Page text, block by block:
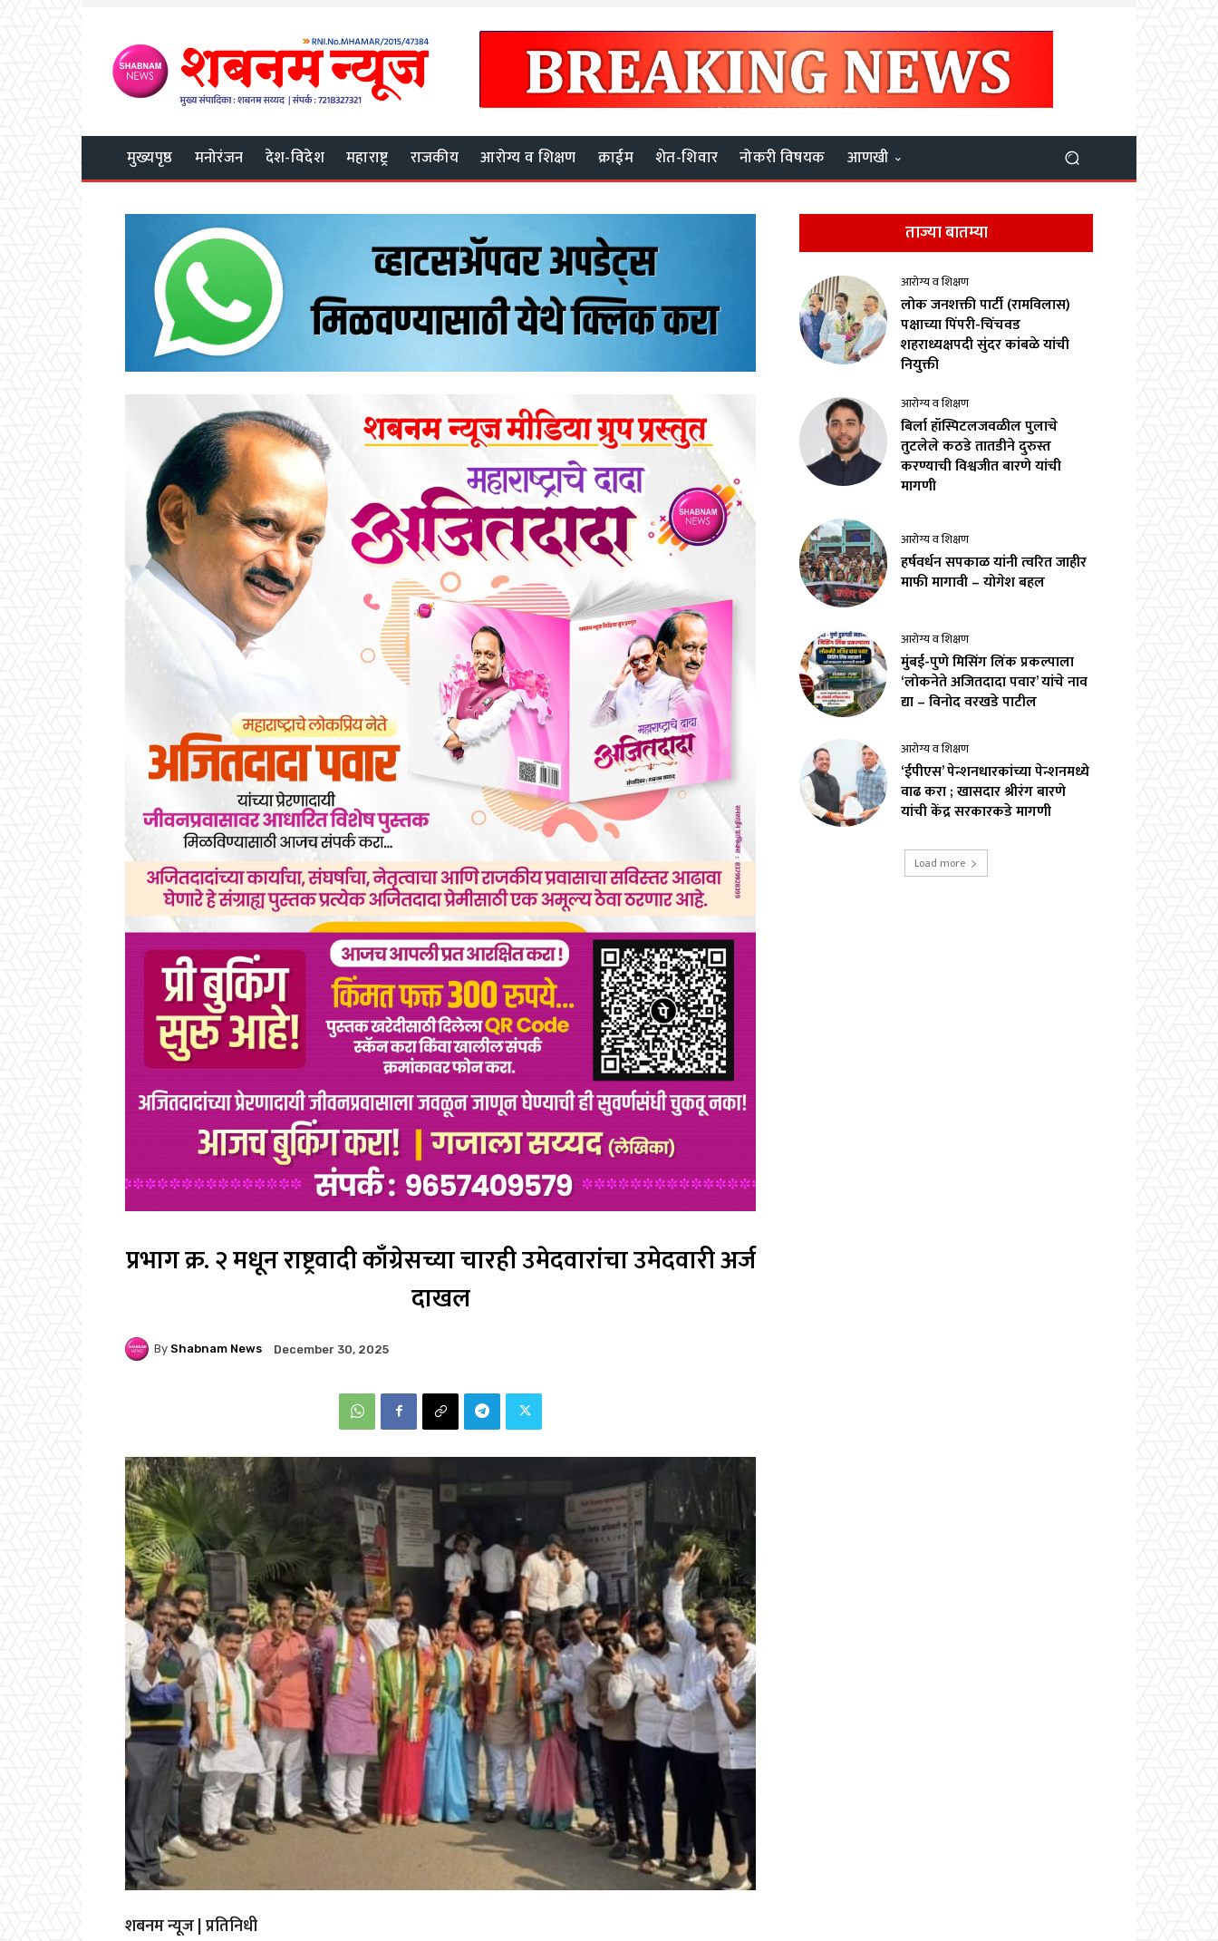
मुख्यपृष्ठ मनोरंजन देश-विदेश महाराष्ट्र राजकीय आरोग्य व शिक्षण क्राईम शेत-शिवार नोकरी विषयक आणखी
प्रभाग क्र. २ मधून राष्ट्रवादी काँग्रेसच्या चारही उमेदवारांचा उमेदवारी अर्ज
दाखल
By Shabnam News December 30, 2025
शबनम न्यूज | प्रतिनिधी
ताज्या बातम्या
आरोग्य व शिक्षण
लोक जनशक्ती पार्टी (रामविलास)
पक्षाच्या पिंपरी-चिंचवड
शहराध्यक्षपदी सुंदर कांबळे यांची
नियुक्ती
आरोग्य व शिक्षण
बिर्ला हॉस्पिटलजवळील पुलाचे
तुटलेले कठडे तातडीने दुरुस्त
करण्याची विश्वजीत बारणे यांची
मागणी
आरोग्य व शिक्षण
हर्षवर्धन सपकाळ यांनी त्वरित जाहीर
माफी मागावी – योगेश बहल
आरोग्य व शिक्षण
मुंबई-पुणे मिसिंग लिंक प्रकल्पाला
‘लोकनेते अजितदादा पवार’ यांचे नाव
द्या – विनोद वरखडे पाटील
आरोग्य व शिक्षण
‘ईपीएस’ पेन्शनधारकांच्या पेन्शनमध्ये
वाढ करा ; खासदार श्रीरंग बारणे
यांची केंद्र सरकारकडे मागणी
Load more